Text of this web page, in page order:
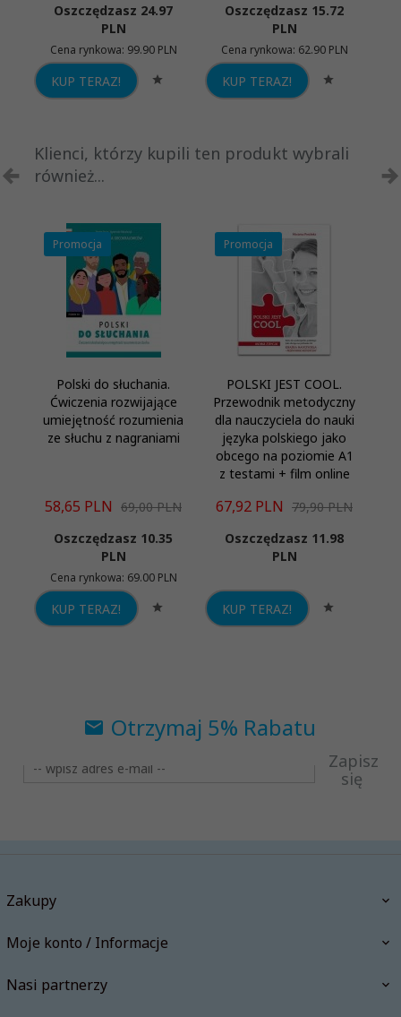
Oszczędzasz 24.97
PLN
Cena rynkowa: 99.90 PLN
KUP TERAZ!
Oszczędzasz 15.72
PLN
Cena rynkowa: 62.90 PLN
KUP TERAZ!
Klienci, którzy kupili ten produkt wybrali
również...
Promocja
Polski do słuchania.
Ćwiczenia rozwijające
umiejętność rozumienia
ze słuchu z nagraniami
58,65 PLN 69,00 PLN
Oszczędzasz 10.35
PLN
Cena rynkowa: 69.00 PLN
KUP TERAZ!
Promocja
POLSKI JEST COOL.
Przewodnik metodyczny
dla nauczyciela do nauki
języka polskiego jako
obcego na poziomie A1
z testami + film online
67,92 PLN 79,90 PLN
Oszczędzasz 11.98
PLN
KUP TERAZ!
Otrzymaj 5% Rabatu
Zapisz
się
Zakupy
Moje konto / Informacje
Nasi partnerzy